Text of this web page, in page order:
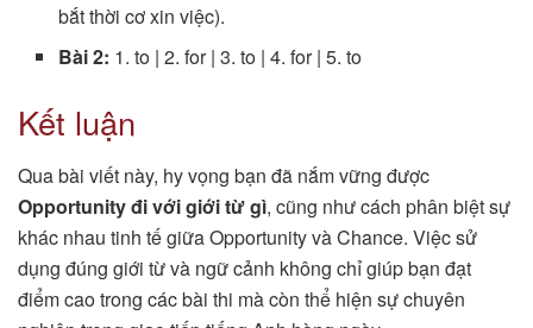
bắt thời cơ xin việc).
Bài 2: 1. to | 2. for | 3. to | 4. for | 5. to
Kết luận
Qua bài viết này, hy vọng bạn đã nắm vững được
Opportunity đi với giới từ gì, cũng như cách phân biệt sự
khác nhau tinh tế giữa Opportunity và Chance. Việc sử
dụng đúng giới từ và ngữ cảnh không chỉ giúp bạn đạt
điểm cao trong các bài thi mà còn thể hiện sự chuyên